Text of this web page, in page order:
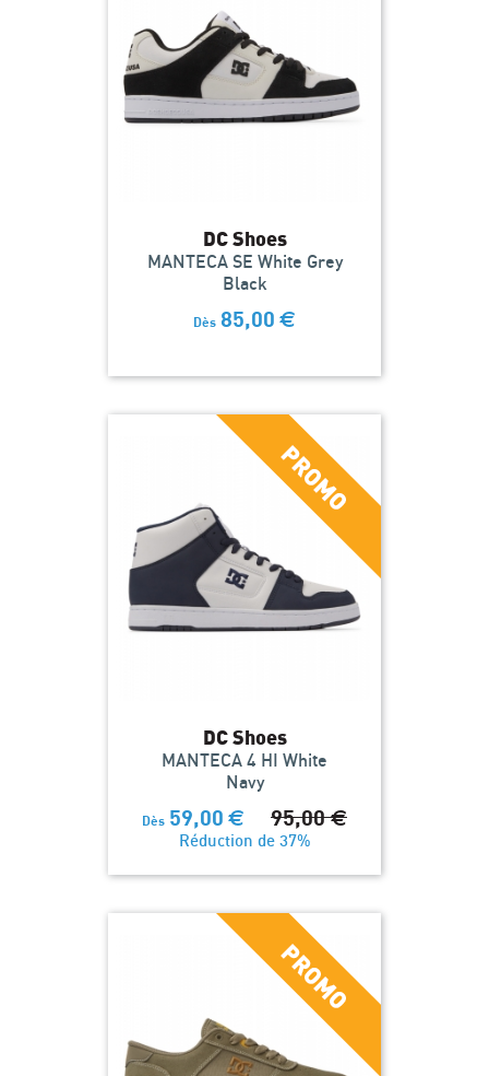
DC Shoes
MANTECA SE White Grey
Black
Dès 85,00 €
DC Shoes
MANTECA 4 HI White
Navy
Dès 59,00 € 95,00€
Réduction de 37%